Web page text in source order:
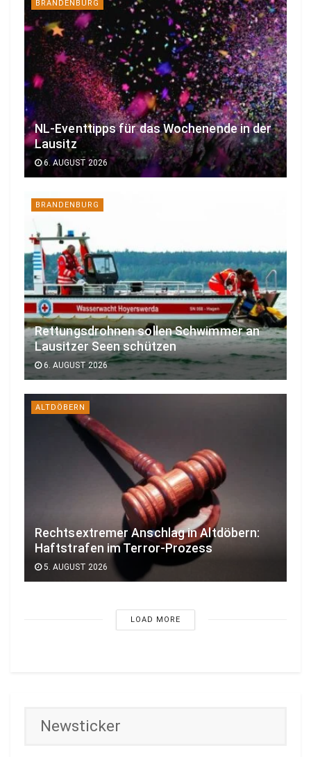
BRANDENBURG
NL-Eventtipps für das Wochenende in der
Lausitz
6. AUGUST 2026
BRANDENBURG
Rettungsdrohnen sollen Schwimmer an
Lausitzer Seen schützen
6. AUGUST 2026
ALTDÖBERN
Rechtsextremer Anschlag in Altdöbern:
Haftstrafen im Terror-Prozess
5. AUGUST 2026
LOAD MORE
Newsticker